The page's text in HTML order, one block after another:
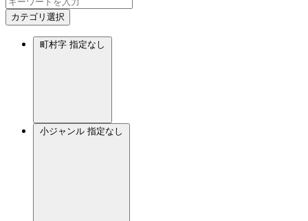
カテゴリ選択
町村字 指定なし
小ジャンル 指定なし